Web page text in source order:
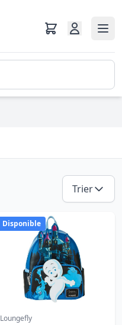
Trier
Disponible
Loungefly